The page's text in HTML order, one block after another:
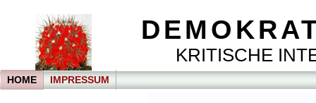
KRITISCHE
HOME IMPRESSUM